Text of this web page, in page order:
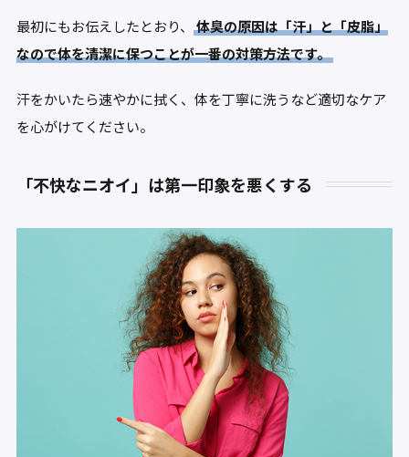
最初にもお伝えしたとおり、
体臭の原因は「汗」と「皮脂」
なので体を清潔に保つことが一番の対策方法です。
汗をかいたら速やかに拭く、体を丁寧に洗うなど適切なケア
を心がけてください。
「不快なニオイ」は第一印象を悪くする